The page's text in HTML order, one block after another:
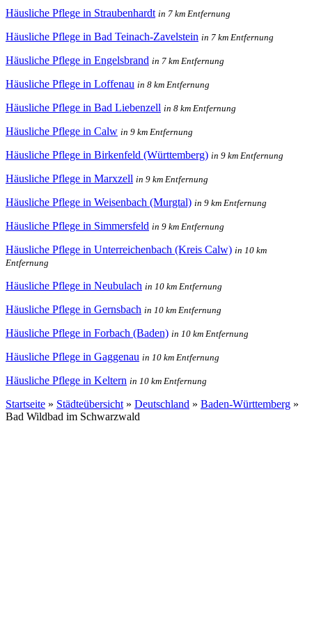
Häusliche Pflege in Straubenhardt in 7 km Entfernung
Häusliche Pflege in Bad Teinach-Zavelstein in 7 km Entfernung
Häusliche Pflege in Engelsbrand in 7 km Entfernung
Häusliche Pflege in Loffenau in 8 km Entfernung
Häusliche Pflege in Bad Liebenzell in 8 km Entfernung
Häusliche Pflege in Calw in 9 km Entfernung
Häusliche Pflege in Birkenfeld (Württemberg) in 9 km Entfernung
Häusliche Pflege in Marxzell in 9 km Entfernung
Häusliche Pflege in Weisenbach (Murgtal) in 9 km Entfernung
Häusliche Pflege in Simmersfeld in 9 km Entfernung
Häusliche Pflege in Unterreichenbach (Kreis Calw) in 10 km
Entfernung
Häusliche Pflege in Neubulach in 10 km Entfernung
Häusliche Pflege in Gernsbach in 10 km Entfernung
Häusliche Pflege in Forbach (Baden) in 10 km Entfernung
Häusliche Pflege in Gaggenau in 10 km Entfernung
Häusliche Pflege in Keltern in 10 km Entfernung
Startseite » Städteübersicht » Deutschland » Baden-Württemberg »
Bad Wildbad im Schwarzwald